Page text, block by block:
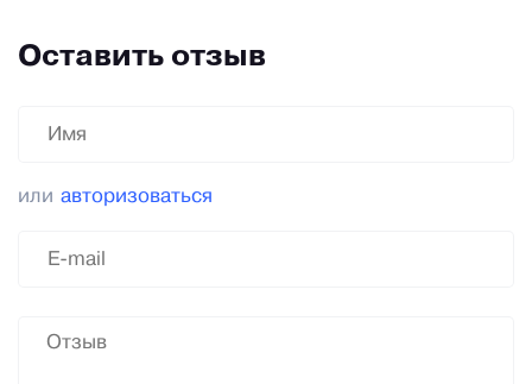
Оставить отзыв
или авторизоваться